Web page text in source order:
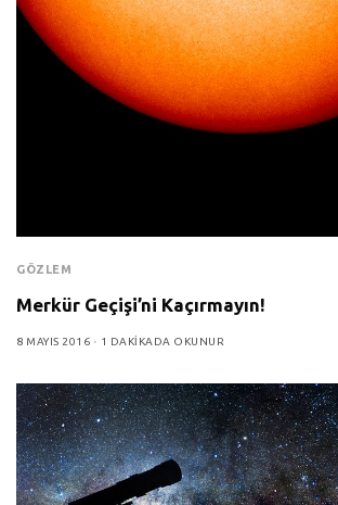
GÖZLEM
Merkür Geçişi’ni Kaçırmayın!
8 MAYIS 2016 1 DAKIKADA OKUNUR